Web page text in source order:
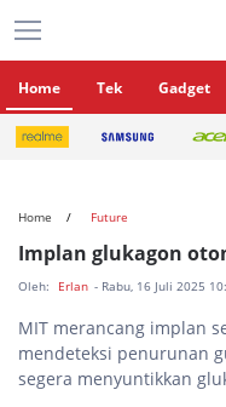
Home Tek Gadget
Home Future
Implan glukagon
Oleh: Erlan - Rabu, 16 Juli 2025
MIT merancang implan
mendeteksi penurunan
segera menyuntikkan